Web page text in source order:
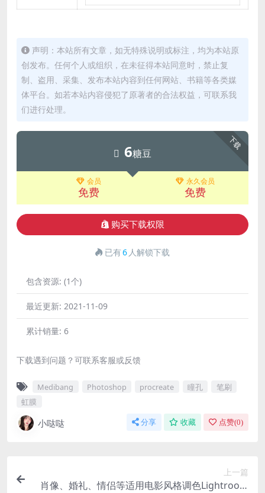
声明：本站所有文章，如无特殊说明或标注，均为本站原
创发布。任何个人或组织，在未征得本站同意时，禁止复
制、盗用、采集、发布本站内容到任何网站、书籍等各类媒
体平台。如若本站内容侵犯了原著者的合法权益，可联系我
们进行处理。
下载
6糖豆
会员
免费
永久会员
免费
购买下载权限
已有6 人解锁下载
包含资源: (1个)
最近更新: 2021-11-09
累计销量: 6
下载遇到问题？可联系客服或反馈
Medibang Photoshop procreate 瞳孔
笔刷
虹膜
小哒哒 分享 收藏 点赞(0)
上一篇
肖像、婚礼、情侣等适用电影风格调色Lightroom